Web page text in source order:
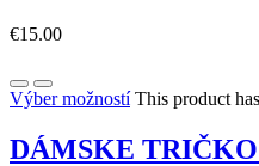
€15.00
Výber možností This product
DÁMSKE